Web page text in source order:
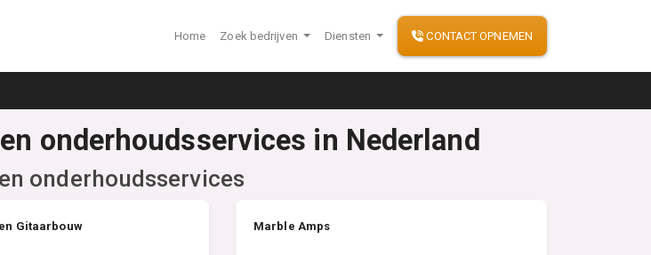
Home Zoek bedrijven Diensten CONTACT OPNEMEN
onderhoudsservices in Nederland
onderhoudsservices
Gitaarbouw Marble Amps